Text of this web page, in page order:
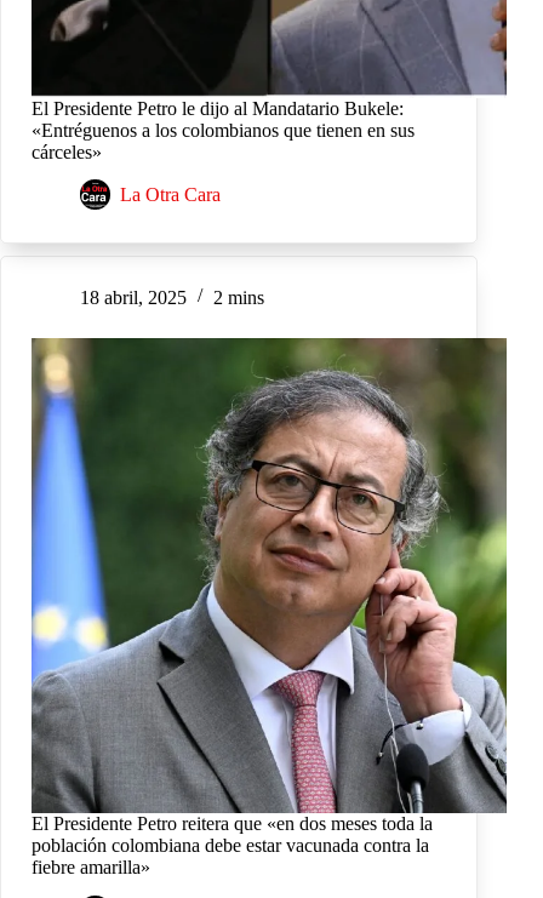
El Presidente Petro le dijo al Mandatario Bukele:
«Entréguenos a los colombianos que tienen en sus
cárceles»
La Otra Cara
18 abril, 2025 2 mins
El Presidente Petro reitera que «en dos meses toda la
población colombiana debe estar vacunada contra la
fiebre amarilla»